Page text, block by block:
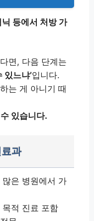
등에서 처방 가
면, 다음 단계는
있느냐’입니다.
는 게 아니기 때
있습니다.
과
은 병원에서 가
적 진료 포함